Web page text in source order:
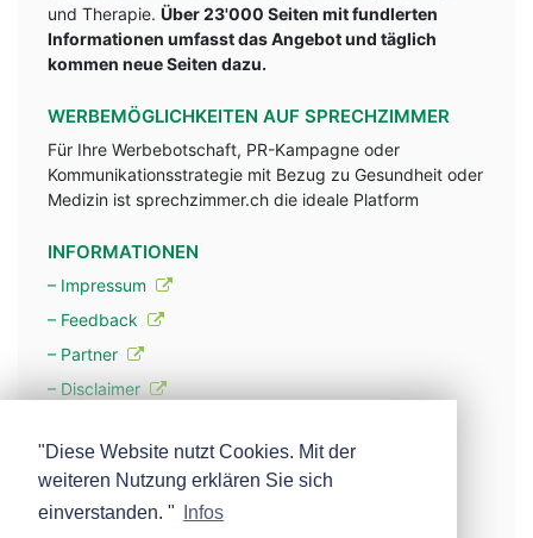
und Therapie. Über 23'000 Seiten mit fundlerten
Informationen umfasst das Angebot und täglich
kommen neue Seiten dazu.
WERBEMÖGLICHKEITEN AUF SPRECHZIMMER
Für Ihre Werbebotschaft, PR-Kampagne oder
Kommunikationsstrategie mit Bezug zu Gesundheit oder
Medizin ist sprechzimmer.ch die ideale Platform
INFORMATIONEN
– Impressum
– Feedback
– Partner
– Disclaimer
– Werbung
– Mehr über unsere Experten
"Diese Website nutzt Cookies. Mit der
weiteren Nutzung erklären Sie sich
einverstanden. "
Infos